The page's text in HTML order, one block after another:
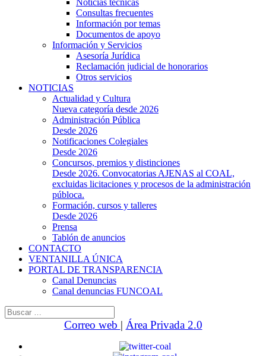
Noticias técnicas
Consultas frecuentes
Información por temas
Documentos de apoyo
Información y Servicios
Asesoría Jurídica
Reclamación judicial de honorarios
Otros servicios
NOTICIAS
Actualidad y Cultura
Nueva categoría desde 2026
Administración Pública
Desde 2026
Notificaciones Colegiales
Desde 2026
Concursos, premios y distinciones
Desde 2026. Convocatorias AJENAS al COAL,
excluidas licitaciones y procesos de la administración
públoca.
Formación, cursos y talleres
Desde 2026
Prensa
Tablón de anuncios
CONTACTO
VENTANILLA ÚNICA
PORTAL DE TRANSPARENCIA
Canal Denuncias
Canal denuncias FUNCOAL
Buscar:
Correo web | Área Privada 2.0